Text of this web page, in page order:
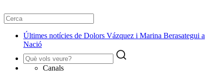
Últimes notícies de Dolors Vázquez i Marina Berasategui a
Nació
Canals